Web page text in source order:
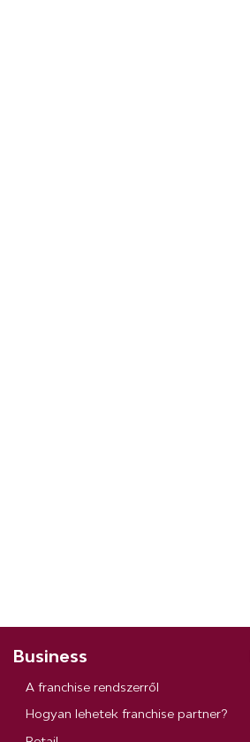
Business
A franchise rendszerről
Hogyan lehetek franchise partner?